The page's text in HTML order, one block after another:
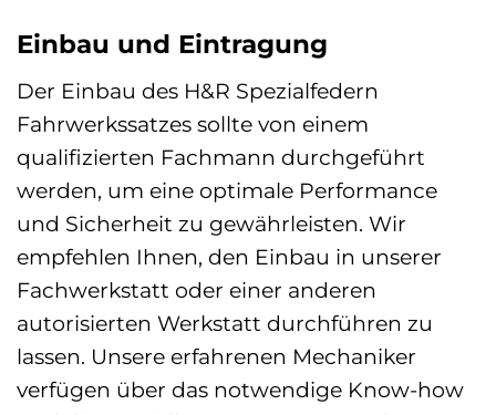
Einbau und Eintragung
Der Einbau des H&R Spezialfedern
Fahrwerkssatzes sollte von einem
qualifizierten Fachmann durchgeführt
werden, um eine optimale Performance
und Sicherheit zu gewährleisten. Wir
empfehlen Ihnen, den Einbau in unserer
Fachwerkstatt oder einer anderen
autorisierten Werkstatt durchführen zu
lassen. Unsere erfahrenen Mechaniker
verfügen über das notwendige Know-how